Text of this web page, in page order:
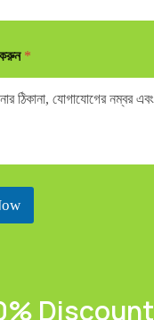
করুন *
Discount